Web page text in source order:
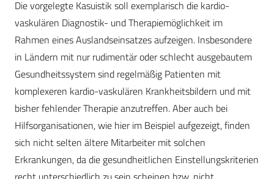
Die vorgelegte Kasuistik soll exemplarisch die kardio-
vaskulären Diagnostik- und Therapiemöglichkeit im
Rahmen eines Auslandseinsatzes aufzeigen. Insbesondere
in Ländern mit nur rudimentär oder schlecht ausgebautem
Gesundheitssystem sind regelmäßig Patienten mit
komplexeren kardio-vaskulären Krankheitsbildern und mit
bisher fehlender Therapie anzutreffen. Aber auch bei
Hilfsorganisationen, wie hier im Beispiel aufgezeigt, finden
sich nicht selten ältere Mitarbeiter mit solchen
Erkrankungen, da die gesundheitlichen Einstellungskriterien